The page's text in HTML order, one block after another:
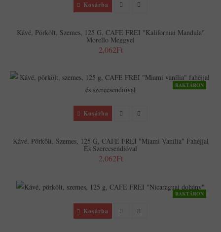
Kosárba
Kávé, Pörkölt, Szemes, 125 G, CAFE FREI "Kaliforniai Mandula"
Morello Meggyel
2,062Ft
RAKTÁRON
Kosárba
Kávé, Pörkölt, Szemes, 125 G, CAFE FREI "Miami Vanília" Fahéjjal
És Szerecsendióval
2,062Ft
RAKTÁRON
Kosárba